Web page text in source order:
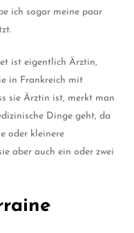
ich sogar meine paar
ist eigentlich Ärztin,
in Frankreich mit
sie Ärztin ist, merkt man
Dinge geht, da
oder kleinere
aber auch ein oder zwei